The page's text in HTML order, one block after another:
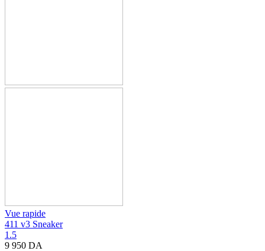
Vue rapide
411 v3 Sneaker
1.5
9 950 DA